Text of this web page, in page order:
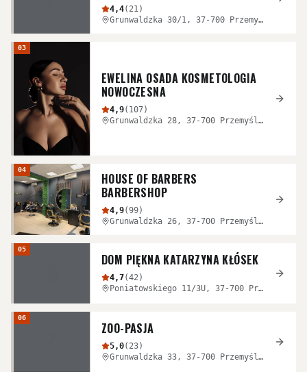
4,4( 21 )
Grunwaldzka 30/1, 37-700 Przemyśl, Polska
03
EWELINA OSADA KOSMETOLOGIA
NOWOCZESNA
4,9( 107)
Grunwaldzka 28, 37-700 Przemyśl, Polska
04
HOUSE OF BARBERS
BARBERSHOP
4,9(99)
Grunwaldzka 26, 37-700 Przemyśl, Polska
05
DOM PIĘKNA KATARZYNA KŁÓSEK
4,7(42)
Poniatowskiego 11/3U, 37-700 Przemyśl, Polska
06
ZOO-PASJA
5,0( 23)
Grunwaldzka 33, 37-700 Przemyśl, Polska